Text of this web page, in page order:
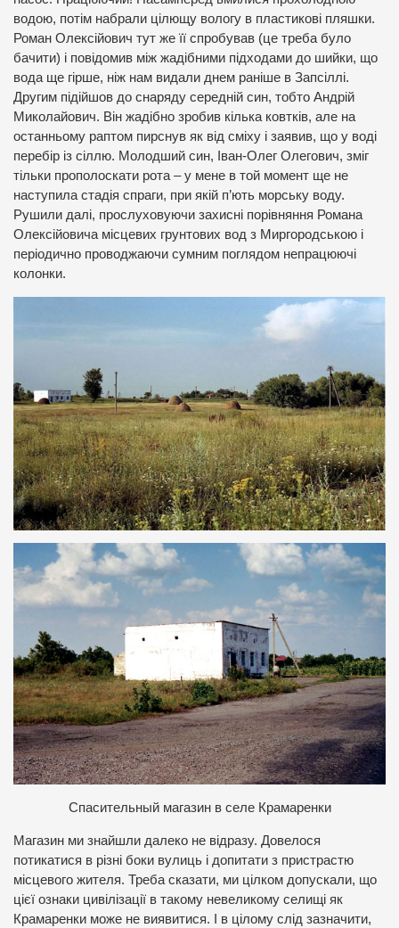
водою, потім набрали цілющу вологу в пластикові пляшки.
Роман Олексійович тут же її спробував (це треба було
бачити) і повідомив між жадібними підходами до шийки, що
вода ще гірше, ніж нам видали днем раніше в Запсіллі.
Другим підійшов до снаряду середній син, тобто Андрій
Миколайович. Він жадібно зробив кілька ковтків, але на
останньому раптом пирснув як від сміху і заявив, що у воді
перебір із сіллю. Молодший син, Іван-Олег Олегович, зміг
тільки прополоскати рота – у мене в той момент ще не
наступила стадія спраги, при якій п’ють морську воду.
Рушили далі, прослуховуючи захисні порівняння Романа
Олексійовича місцевих грунтових вод з Миргородською і
періодично проводжаючи сумним поглядом непрацюючі
колонки.
Спасительный магазин в селе Крамаренки
Магазин ми знайшли далеко не відразу. Довелося
потикатися в різні боки вулиць і допитати з пристрастю
місцевого жителя. Треба сказати, ми цілком допускали, що
цієї ознаки цивілізації в такому невеликому селищі як
Крамаренки може не виявитися. І в цілому слід зазначити,